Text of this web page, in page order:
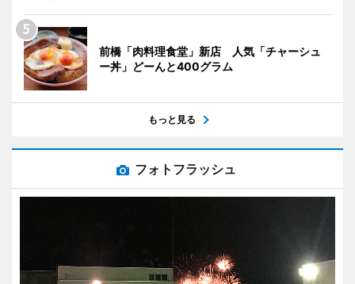
前橋「肉料理食堂」新店 人気「チャーシュ
ー丼」どーんと400グラム
もっと見る
フォトフラッシュ